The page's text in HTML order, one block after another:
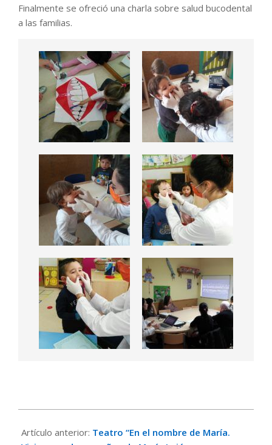
Finalmente se ofreció una charla sobre salud bucodental
a las familias.
04-
Artículo anterior: Teatro “En el nombre de María.